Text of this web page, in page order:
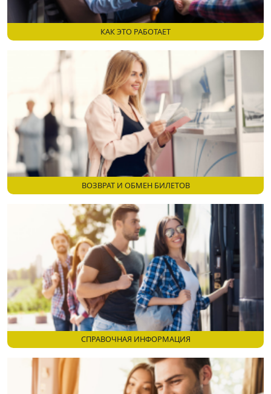
КАК ЭТО РАБОТАЕТ
ВОЗВРАТ И ОБМЕН БИЛЕТОВ
СПРАВОЧНАЯ ИНФОРМАЦИЯ